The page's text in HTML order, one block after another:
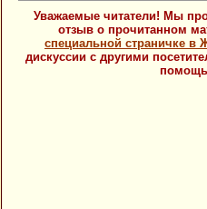
Уважаемые читатели! Мы
отзыв о прочитанном
специальной страничке в
дискуссии с другими
помощь